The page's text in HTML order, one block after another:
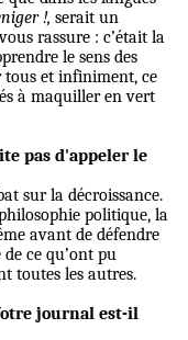
!, serait un
rassure : c’était la
le sens des
tous et infiniment, ce
à maquiller en vert
pas d'appeler le
sur la décroissance.
politique, la
avant de défendre
ce qu’ont pu
toutes les autres.
journal est-il